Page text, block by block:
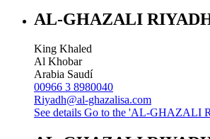
AL-GHAZALI
King Khaled
Al Khobar
Arabia Saudí
00966 3 8980040
Riyadh@al-ghazalisa.com
See details Go to the 'AL-GHAZALI